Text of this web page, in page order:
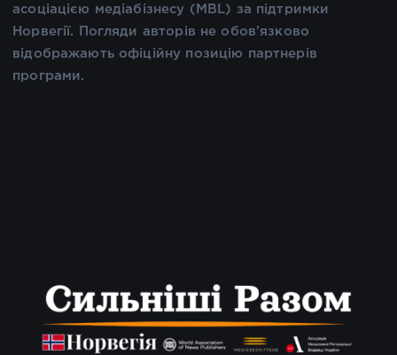
асоціацією медіабізнесу (MBL) за підтримки
Норвегії. Погляди авторів не обов’язково
відображають офіційну позицію партнерів
програми.